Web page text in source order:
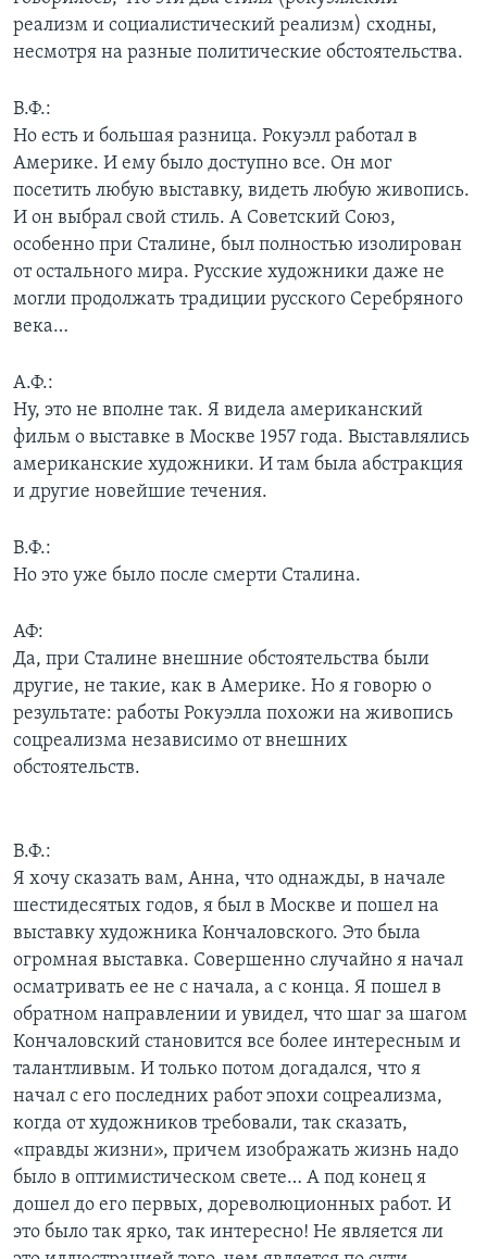
реализм и социалистический реализм) сходны,
несмотря на разные политические обстоятельства.
В.Ф.:
Но есть и большая разница. Рокуэлл работал в
Америке. И ему было доступно все. Он мог
посетить любую выставку, видеть любую живопись.
И он выбрал свой стиль. А Советский Союз,
особенно при Сталине, был полностью изолирован
от остального мира. Русские художники даже не
могли продолжать традиции русского Серебряного
века…
А.Ф.:
Ну, это не вполне так. Я видела американский
фильм о выставке в Москве 1957 года. Выставлялись
американские художники. И там была абстракция
и другие новейшие течения.
В.Ф.:
Но это уже было после смерти Сталина.
АФ:
Да, при Сталине внешние обстоятельства были
другие, не такие, как в Америке. Но я говорю о
результате: работы Рокуэлла похожи на живопись
соцреализма независимо от внешних
обстоятельств.
В.Ф.:
Я хочу сказать вам, Анна, что однажды, в начале
шестидесятых годов, я был в Москве и пошел на
выставку художника Кончаловского. Это была
огромная выставка. Совершенно случайно я начал
осматривать ее не с начала, а с конца. Я пошел в
обратном направлении и увидел, что шаг за шагом
Кончаловский становится все более интересным и
талантливым. И только потом догадался, что я
начал с его последних работ эпохи соцреализма,
когда от художников требовали, так сказать,
«правды жизни», причем изображать жизнь надо
было в оптимистическом свете… А под конец я
дошел до его первых, дореволюционных работ. И
это было так ярко, так интересно! Не является ли